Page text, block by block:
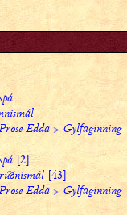
Edda> Gylfaginning
[2]
[43]
Edda> Gylfaginning